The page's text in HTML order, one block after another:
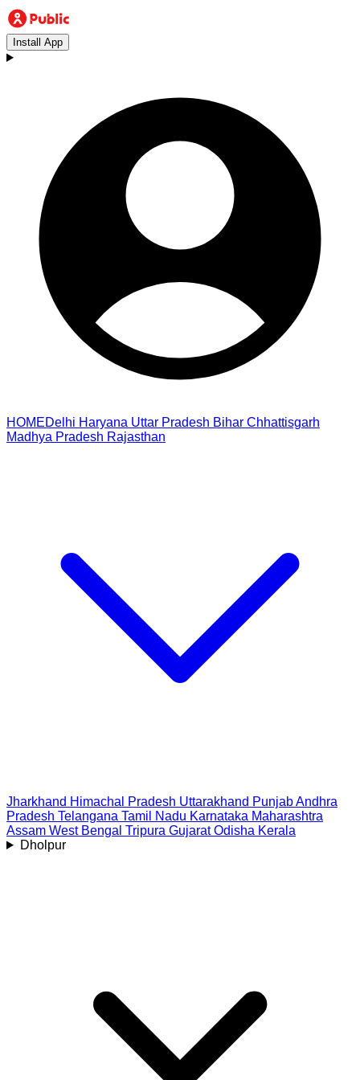
Install App
HOMEDelhi Haryana Uttar Pradesh Bihar Chhattisgarh
Madhya Pradesh Rajasthan
Jharkhand Himachal Pradesh Uttarakhand PunjabAndhra
Pradesh Telangana Tamil Nadu Karnataka Maharashtra
Assam West Bengal Tripura Gujarat Odisha Kerala
Dholpur